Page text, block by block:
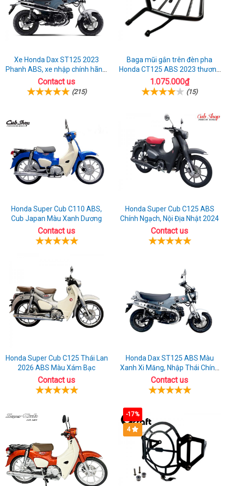
Xe Honda Dax ST125 2023
Phanh ABS, xe nhập chính hãng,
bán online giá rẻ
Contact us
(215)
Baga mũi gắn trên đèn pha
Honda CT125 ABS 2023 thương
hiệu Gcraft
1.075.000₫
(15)
Honda Super Cub C110 ABS,
Cub Japan Màu Xanh Dương
Contact us
Honda Super Cub C125 ABS
Chính Ngạch, Nội Địa Nhật 2024
Contact us
Honda Super Cub C125 Thái Lan
2026 ABS Màu Xám Bạc
Contact us
Honda Dax ST125 ABS Màu
Xanh Xi Măng, Nhập Thái Chính
Ngạch
Contact us
-17%
4